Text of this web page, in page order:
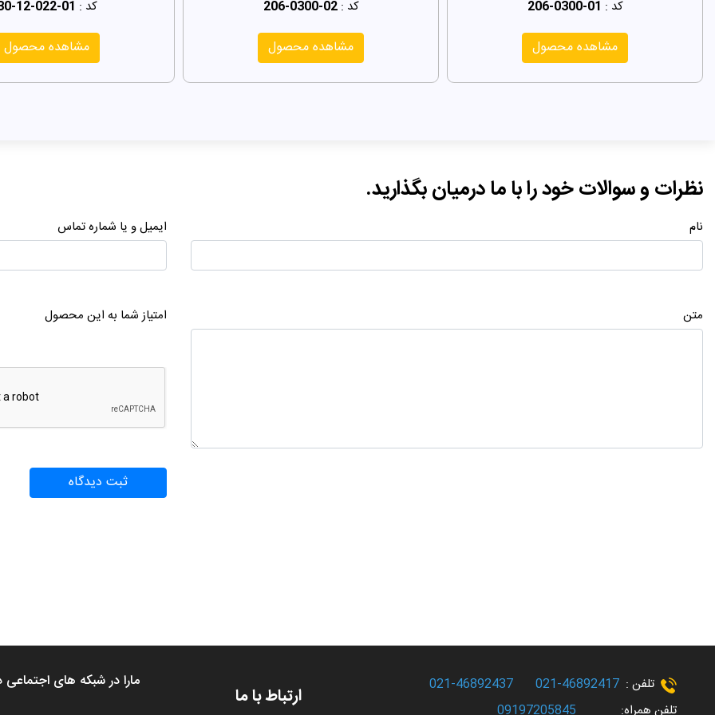
کد : 206-0300-01
مشاهده محصول
کد :206-0300-02
مشاهده محصول
کد : 12-022-01
مشاهده محصول
نظرات و سوالات خود را با ما درمیان بگذارید.
نام
متن
ایمیل و یا شماره تماس
امتیاز شما به این محصول
تلفن : 46892417-021
تلفن همراه:
09197205845
ارتباط با ما
مارا در شبکه های اجتماعی